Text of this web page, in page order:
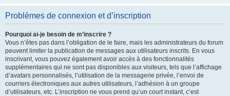
Problèmes de connexion et d’inscription
Pourquoi ai-je besoin de m’inscrire ?
Vous n’êtes pas dans l’obligation de le faire, mais les administrateurs du forum
peuvent limiter la publication de messages aux utilisateurs inscrits. En vous
inscrivant, vous pouvez également avoir accès à des fonctionnalités
supplémentaires qui ne sont pas disponibles aux visiteurs, tels que l’affichage
d’avatars personnalisés, l’utilisation de la messagerie privée, l’envoi de
courriers électroniques aux autres utilisateurs, l’adhésion à un groupe
d’utilisateurs, etc. L’inscription ne vous prend qu’un court instant, c’est